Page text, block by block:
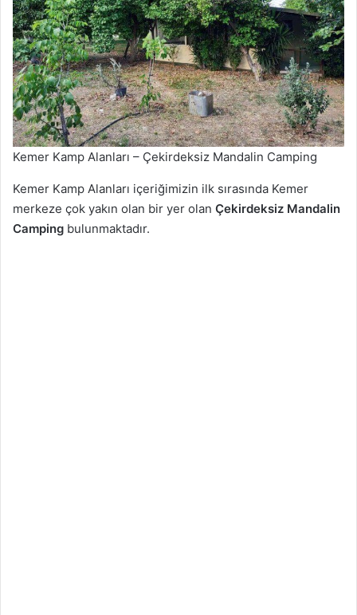
Kemer Kamp Alanları – Çekirdeksiz Mandalin Camping
Kemer Kamp Alanları içeriğimizin ilk sırasında Kemer
merkeze çok yakın olan bir yer olan Çekirdeksiz Mandalin
Camping bulunmaktadır.